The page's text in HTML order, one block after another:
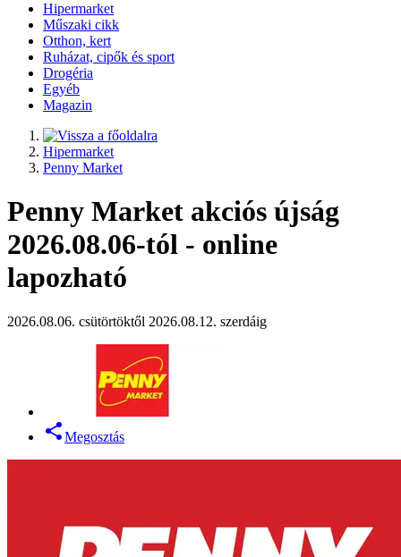
Hipermarket
Műszaki cikk
Otthon, kert
Ruházat, cipők és sport
Drogéria
Egyéb
Magazin
Hipermarket
Penny Market
Penny Market akciós újság
2026.08.06-tól - online
lapozható
2026.08.06. csütörtöktől 2026.08.12. szerdáig
Megosztás